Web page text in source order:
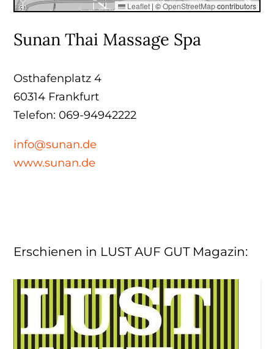
Leaflet | ©OpenStreetMapcontributors
Sunan Thai Massage Spa
Osthafenplatz 4
60314 Frankfurt
Telefon: 069-94942222
info@sunan.de
www.sunan.de
Erschienen in LUST AUF GUT Magazin: